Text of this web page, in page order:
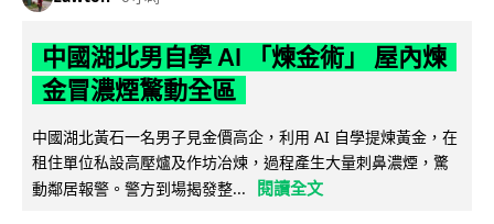
中國湖北男自學 AI 「煉金術」 屋內煉
金冒濃煙驚動全區
中國湖北黃石一名男子見金價高企，利用 AI 自學提煉黃金，在
租住單位私設高壓爐及作坊冶煉，過程產生大量刺鼻濃煙，驚
動鄰居報警。警方到場揭發整...
閱讀全文